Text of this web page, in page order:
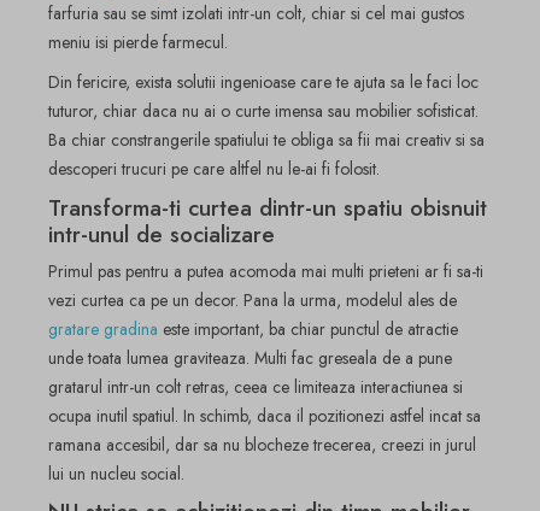
farfuria sau se simt izolati intr-un colt, chiar si cel mai gustos
meniu isi pierde farmecul.
Din fericire, exista solutii ingenioase care te ajuta sa le faci loc
tuturor, chiar daca nu ai o curte imensa sau mobilier sofisticat.
Ba chiar constrangerile spatiului te obliga sa fii mai creativ si sa
descoperi trucuri pe care altfel nu le-ai fi folosit.
Transforma-ti curtea dintr-un spatiu obisnuit
intr-unul de socializare
Primul pas pentru a putea acomoda mai multi prieteni ar fi sa-ti
vezi curtea ca pe un decor. Pana la urma, modelul ales de
gratare gradina este important, ba chiar punctul de atractie
unde toata lumea graviteaza. Multi fac greseala de a pune
gratarul intr-un colt retras, ceea ce limiteaza interactiunea si
ocupa inutil spatiul. In schimb, daca il pozitionezi astfel incat sa
ramana accesibil, dar sa nu blocheze trecerea, creezi in jurul
lui un nucleu social.